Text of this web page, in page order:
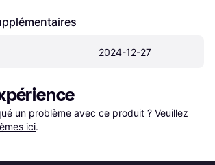
2024-12-27
un problème avec ce produit ? Veuillez
ici.